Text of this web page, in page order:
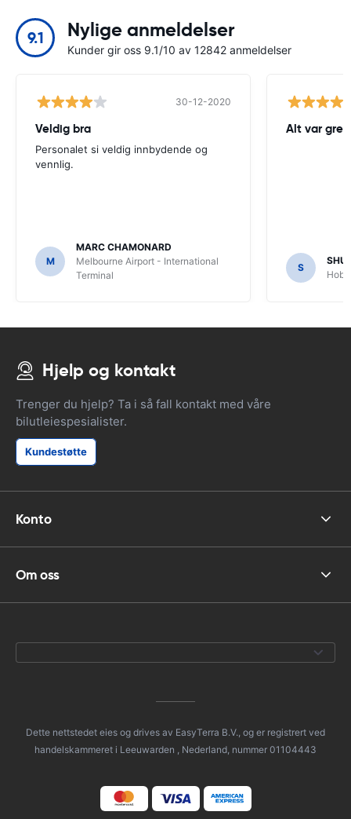
9.1 Nylige anmeldelser
Kunder gir oss 9.1/10 av 12842 anmeldelser
30-12-2020
Veldig bra
Personalet si veldig innbydende og
vennlig.
M
MARC CHAMONARD
Melbourne Airport - International
Terminal
Alt var greit
S
Hjelp og kontakt
Trenger du hjelp? Ta i så fall kontakt med våre
bilutleiespesialister.
Kundestøtte
Konto
Om oss
Dette nettstedet eies og drives av EasyTerra B.V., og er registrert ved
handelskammeret i Leeuwarden , Nederland, nummer 01104443